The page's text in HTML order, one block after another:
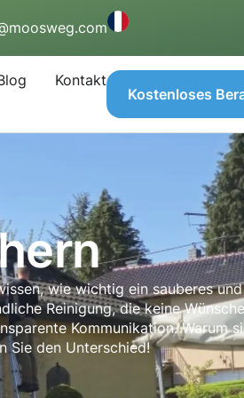
Kontakt
Kostenloses
wie wichtig ein sauberes
Reinigung, die keine
Kommunikation. Warum
Sie den Unterschied!